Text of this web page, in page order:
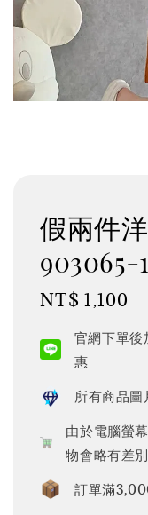
假兩件
903065-
Regular
NT$ 1,100
官網下單
惠
所有商品
由於電腦螢
物會略有差
訂單滿